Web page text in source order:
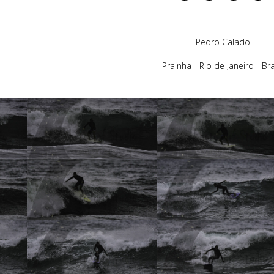
Pedro Calado
Prainha - Rio de Janeiro -